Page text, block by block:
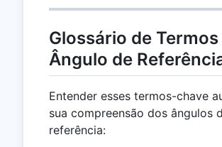
Glossário de
Ângulo de
Entender esses termos-chave
sua compreensão dos ângulos
referência: